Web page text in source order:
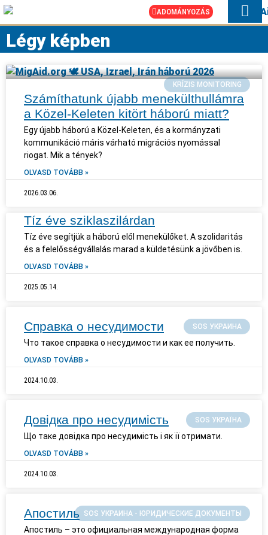
ADOMÁNYOZÁS
Légy képben
KRÍZIS MONITORING
Számíthatunk újabb menekülthullámra
a Közel-Keleten kitört háború miatt?
Egy újabb háború a Közel-Keleten, és a kormányzati
kommunikáció máris várható migrációs nyomással
riogat. Mik a tények?
OLVASD TOVÁBB »
2026.03.06.
Tíz éve sziklaszilárdan
Tíz éve segítjük a háború elől menekülőket. A szolidaritás
és a felelősségvállalás marad a küldetésünk a jövőben is.
OLVASD TOVÁBB »
2025.05.14.
SOS УКРАИНА
Справка о несудимости
Что такое справка о несудимости и как ее получить.
OLVASD TOVÁBB »
2024.10.03.
SOS УКРАЇНА
Довідка про несудимість
Що таке довідка про несудимість і як її отримати.
OLVASD TOVÁBB »
2024.10.03.
SOS УКРАИНА - ЮРИДИЧЕСКИЕ ДОКУМЕНТЫ
Апостиль
Апостиль – это официальная международная форма